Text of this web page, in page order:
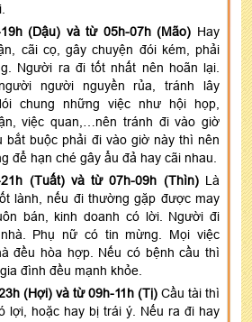
(Dậu) và từ 05h-07h (Mão) Hay
cãi cọ, gây chuyện đói kém, phải
Người ra đi tốt nhất nên hoãn lại.
người nguyền rủa, tránh lây
chung những việc như hội họp,
việc quan,…nên tránh đi vào giờ
bắt buộc phải đi vào giờ này thì nên
để hạn ché gây ẩu đả hay cãi nhau.
(Tuất) và từ 07h-09h (Thìn) Là
lành, nếu đi thường gặp được may
bán, kinh doanh có lời. Người đi
Phụ nữ có tin mừng. Mọi việc
đều hòa hợp. Nếu có bệnh cầu thì
đình đều mạnh khỏe.
(Hợi) và từ 09h-11h (Tị) Cầu tài thì
lợi, hoặc hay bị trái ý. Nếu ra đi hay